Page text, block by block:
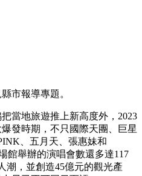
市報導專題。
當地旅遊推上新高度外，2023
發時期，不只國際天團、巨星
、五月天、張惠妹和
館舉辦的演唱會數還多達117
潮，並創造45億元的觀光產